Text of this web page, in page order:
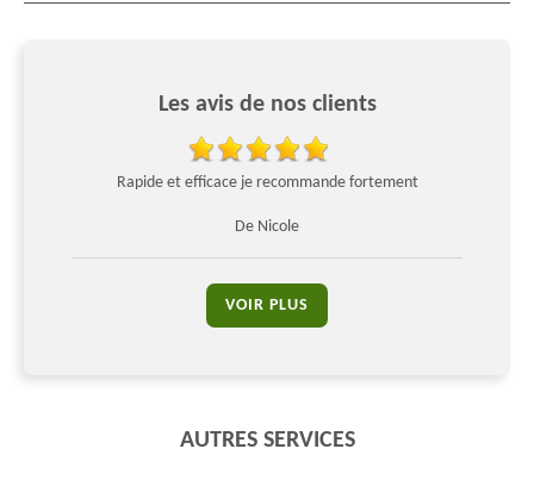
Les avis de nos clients
Rapide et efficace je recommande fortement
De Nicole
VOIR PLUS
AUTRES SERVICES